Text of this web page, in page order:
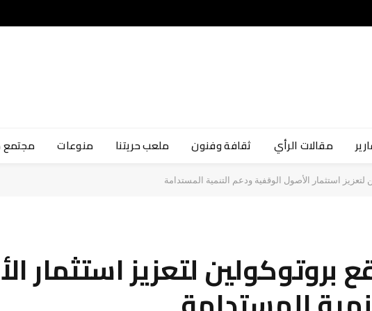
مقالات الرأي ثقافة وفنون ملعب حريتنا منوعات
لتعزيز استثمار الأصول الوقفية ودعم التنمية المستدامة
بروتوكولين لتعزيز استثمار